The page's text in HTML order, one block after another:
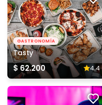
GASTRONOMÍA
Tasty
$ 62.200 4.4